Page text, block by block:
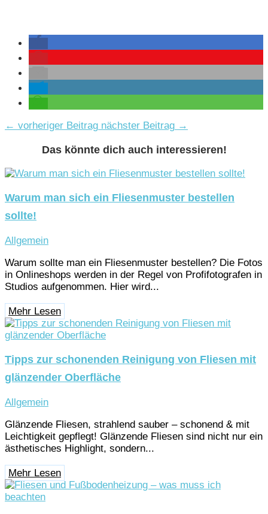
← vorheriger Beitrag nächster Beitrag →
Das könnte dich auch interessieren!
Warum man sich ein Fliesenmuster bestellen
sollte!
Allgemein
Warum sollte man ein Fliesenmuster bestellen? Die Fotos
in Onlineshops werden in der Regel von Profifotografen in
Studios aufgenommen. Hier wird...
Mehr Lesen
Tipps zur schonenden Reinigung von Fliesen mit
glänzender Oberfläche
Allgemein
Glänzende Fliesen, strahlend sauber – schonend & mit
Leichtigkeit gepflegt! Glänzende Fliesen sind nicht nur ein
ästhetisches Highlight, sondern...
Mehr Lesen